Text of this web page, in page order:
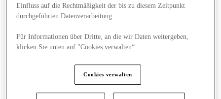
Angebote
Einfluss auf die Rechtmäßigkeit der bis zu diesem Zeitpunkt
durchgeführten Datenverarbeitung.
Für Informationen über Dritte, an die wir Daten weitergeben,
klicken Sie unten auf "Cookies verwalten“.
Cookies verwalten